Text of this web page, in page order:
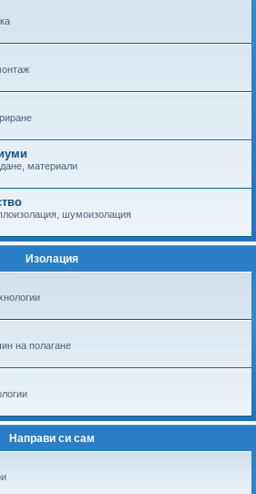
материали
шумоизолация
Изолация
на полагане
Направи си сам